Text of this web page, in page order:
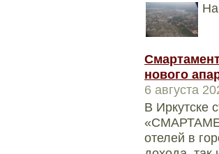
нового
6 августа
В Иркутске
отелей в